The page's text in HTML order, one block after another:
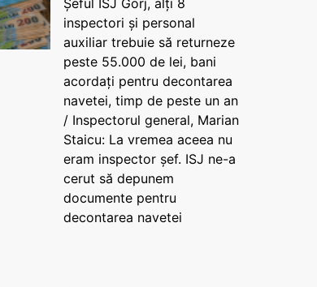
Șeful ISJ Gorj, alți 8
inspectori și personal
auxiliar trebuie să returneze
peste 55.000 de lei, bani
acordați pentru decontarea
navetei, timp de peste un an
/ Inspectorul general, Marian
Staicu: La vremea aceea nu
eram inspector șef. ISJ ne-a
cerut să depunem
documente pentru
decontarea navetei